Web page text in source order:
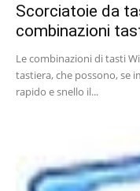
Scorciatoie da
combinazioni
Le combinazioni di tasti
tastiera, che possono, se
rapido e snello il...